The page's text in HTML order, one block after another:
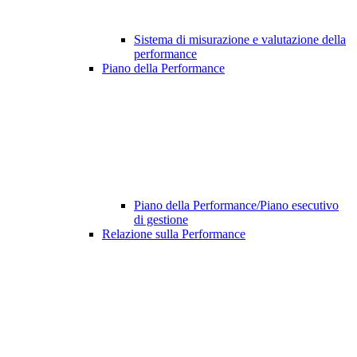
Sistema di misurazione e valutazione della
performance
Piano della Performance
Piano della Performance/Piano esecutivo
di gestione
Relazione sulla Performance